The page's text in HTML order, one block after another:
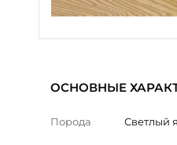
ОСНОВНЫЕ
Порода Светлый